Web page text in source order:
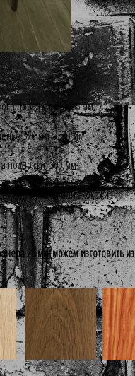
профиля 25 х 25 мм.
370 мм х 370 мм.
подножки: 300 мм.
из кожи или экокожи.
25 мм(можем изготовить